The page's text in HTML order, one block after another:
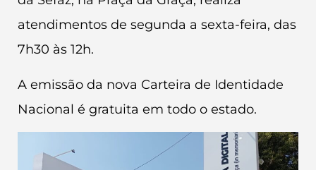
atendimentos de segunda a sexta-feira, das
7h30 às 12h.
A emissão da nova Carteira de Identidade
Nacional é gratuita em todo o estado.